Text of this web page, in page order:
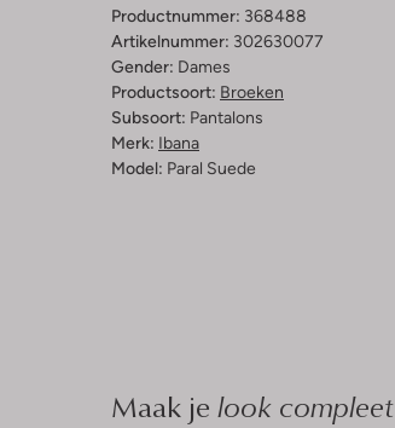
Productnummer: 368488
Artikelnummer: 302630077
Gender: Dames
Productsoort: Broeken
Subsoort: Pantalons
Merk: Ibana
Model: Paral Suede
Maak je look compleet